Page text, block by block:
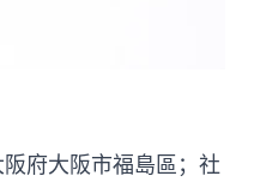
府大阪市福島區；社